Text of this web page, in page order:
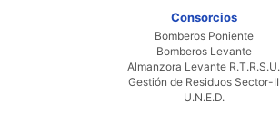
Consorcios
Bomberos Poniente
Bomberos Levante
Almanzora Levante R.T.R.S.U.
Gestión de Residuos Sector-II
U.N.E.D.